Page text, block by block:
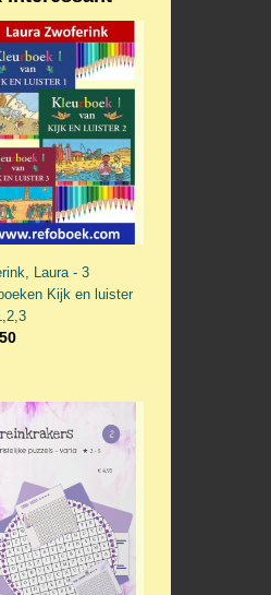
Laura - 3
Kijk en luister